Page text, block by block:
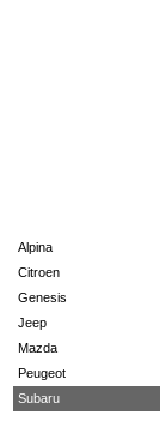
Alpina
Citroen
Genesis
Jeep
Mazda
Peugeot
Subaru